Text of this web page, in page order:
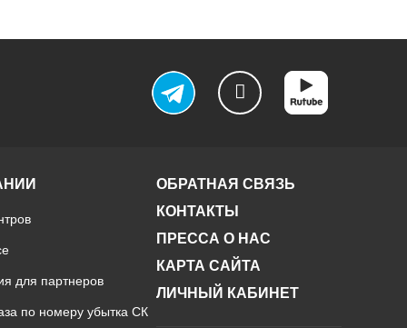
для партнеров
по номеру убытка СК
ОБРАТНАЯ СВЯЗЬ
КОНТАКТЫ
ПРЕССА О НАС
КАРТА САЙТА
ЛИЧНЫЙ КАБИНЕТ